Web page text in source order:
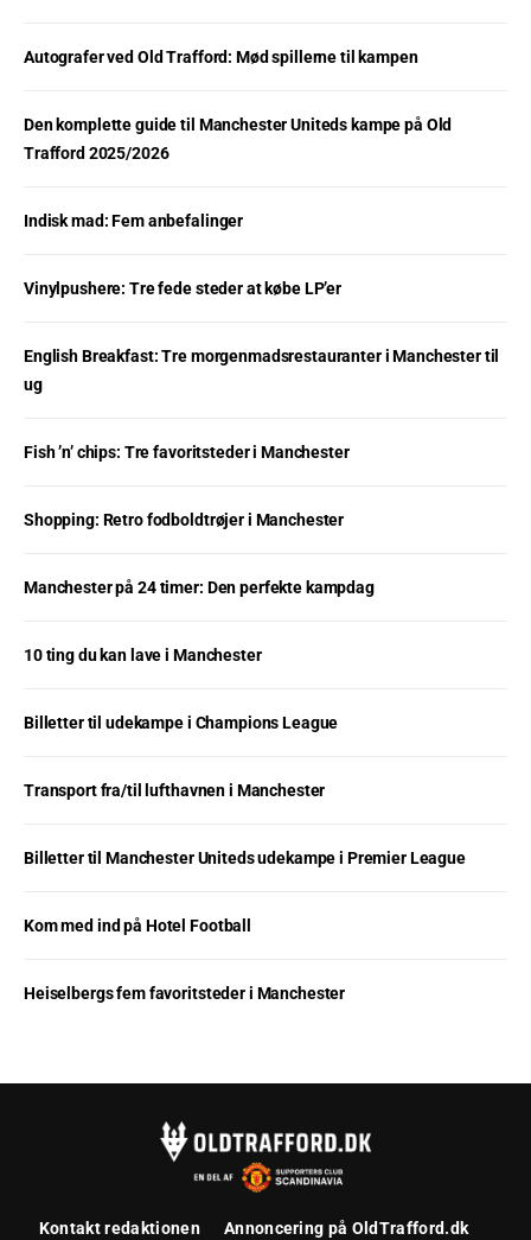
Autografer ved Old Trafford: Mød spillerne til kampen
Den komplette guide til Manchester Uniteds kampe på Old
Trafford 2025/2026
Indisk mad: Fem anbefalinger
Vinylpushere: Tre fede steder at købe LP’er
English Breakfast: Tre morgenmadsrestauranter i Manchester til
ug
Fish ’n’ chips: Tre favoritsteder i Manchester
Shopping: Retro fodboldtrøjer i Manchester
Manchester på 24 timer: Den perfekte kampdag
10 ting du kan lave i Manchester
Billetter til udekampe i Champions League
Transport fra/til lufthavnen i Manchester
Billetter til Manchester Uniteds udekampe i Premier League
Kom med ind på Hotel Football
Heiselbergs fem favoritsteder i Manchester
Kontakt redaktionen Annoncering på OldTrafford.dk